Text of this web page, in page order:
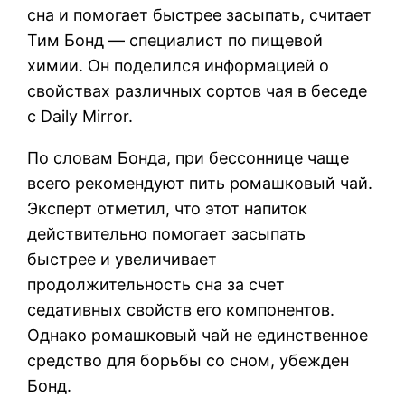
сна и помогает быстрее засыпать, считает
Тим Бонд — специалист по пищевой
химии. Он поделился информацией о
свойствах различных сортов чая в беседе
с Daily Mirror.
По словам Бонда, при бессоннице чаще
всего рекомендуют пить ромашковый чай.
Эксперт отметил, что этот напиток
действительно помогает засыпать
быстрее и увеличивает
продолжительность сна за счет
седативных свойств его компонентов.
Однако ромашковый чай не единственное
средство для борьбы со сном, убежден
Бонд.